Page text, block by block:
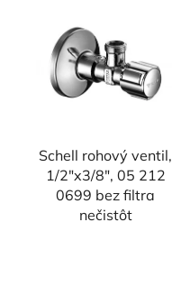
Schell rohový ventil,
1/2"x3/8", 05 212
0699 bez filtra
nečistôt